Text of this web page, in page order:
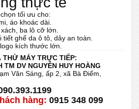
tối ưu cho:
áo khoác dài.
ba lô cỡ lớn.
tiết ghế da ô tô, dây an toàn.
kích thước lớn.
THỬ MÁY TRỰC TIẾP:
TM DV NGUYỄN HUY HOÀNG
Văn Sáng, ấp 2, xã Bà Điểm,
hàng: 0915 348 099